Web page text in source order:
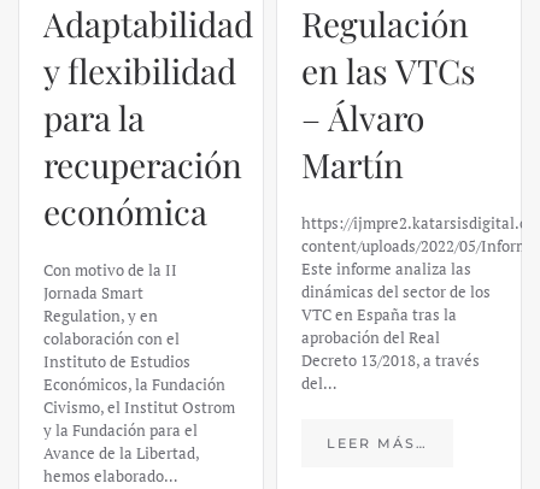
Adaptabilidad
y flexibilidad
para la
recuperación
económica
Con motivo de la II
Jornada Smart
Regulation, y en
colaboración con el
Instituto de Estudios
Económicos, la Fundación
Civismo, el Institut Ostrom
y la Fundación para el
Avance de la Libertad,
hemos elaborado…
Regulación
en las VTCs
– Álvaro
Martín
https://
content/uploads/2022/05/
Este informe analiza las
dinámicas del sector de los
VTC en España tras la
aprobación del Real
Decreto 13/2018, a través
del…
LEER MÁS…